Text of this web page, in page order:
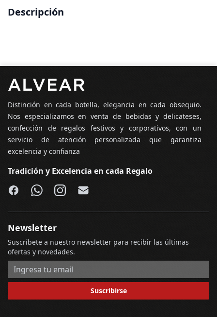
Descripción
Distinción en cada botella, elegancia en cada obsequio.
Nos especializamos en venta de bebidas y delicateses,
confección de regalos festivos y corporativos, con un
servicio de atención personalizada que garantiza
excelencia y confianza
Tradición y Excelencia en cada Regalo
Facebook
WhatsApp
Instagram
Email
Newsletter
Suscríbete a nuestro newsletter para recibir las últimas
ofertas y novedades.
Dirección de correo electrónico
Suscribirse